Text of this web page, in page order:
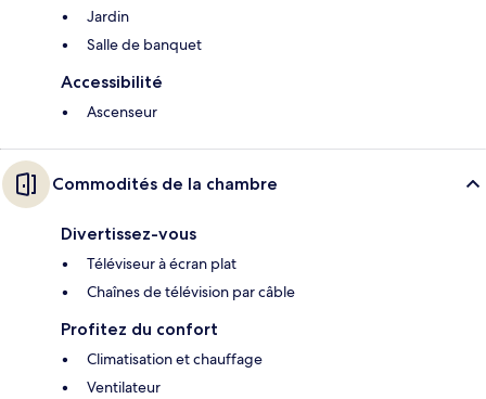
Jardin
Salle de banquet
Accessibilité
Ascenseur
Commodités de la chambre
Divertissez-vous
Téléviseur à écran plat
Chaînes de télévision par câble
Profitez du confort
Climatisation et chauffage
Ventilateur